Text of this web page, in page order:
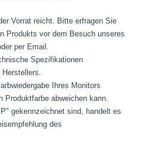
Vorrat reicht. Bitte erfragen Sie
Produkts vor dem Besuch unseres
per Email.
Spezifikationen
Herstellers.
Ihres Monitors
Produktfarbe abweichen kann.
gekennzeichnet sind, handelt es
des